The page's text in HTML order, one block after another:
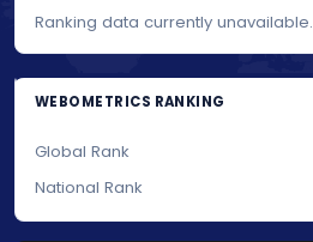
Ranking data currently unavailable.
WEBOMETRICS RANKING
Global Rank
National Rank